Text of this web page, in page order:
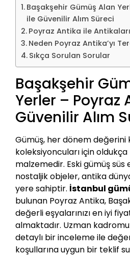
Başakşehir Gümüş Alan
ile Güvenilir Alım Süreci
Poyraz Antika ile
Neden Poyraz Antika’yı
Sıkça Sorulan Sorular
Başakşehir
Yerler – Poyraz
Güvenilir Alım
Gümüş, her dönem
koleksiyoncuları için
malzemedir. Eski gümüş süs
nostaljik objeler, antika
yere sahiptir. İstanbul
bulunan Poyraz Antika,
değerli eşyalarınızı en iyi
almaktadır. Uzman
detaylı bir inceleme ile
koşullarına uygun bir teklif